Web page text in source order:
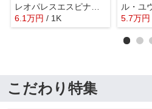
6.1万円 / 1K
5.7万円
こだわり特集